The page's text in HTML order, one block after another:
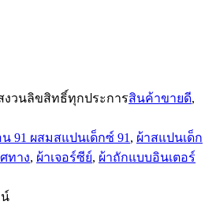
งวนลิขสิทธิ์ทุกประการสินค้าขายดี,
91 ผสมสแปนเด็กซ์ 91, ผ้าสแปนเด็ก
ทาง, ผ้าเจอร์ซีย์, ผ้าถักแบบอินเตอร์